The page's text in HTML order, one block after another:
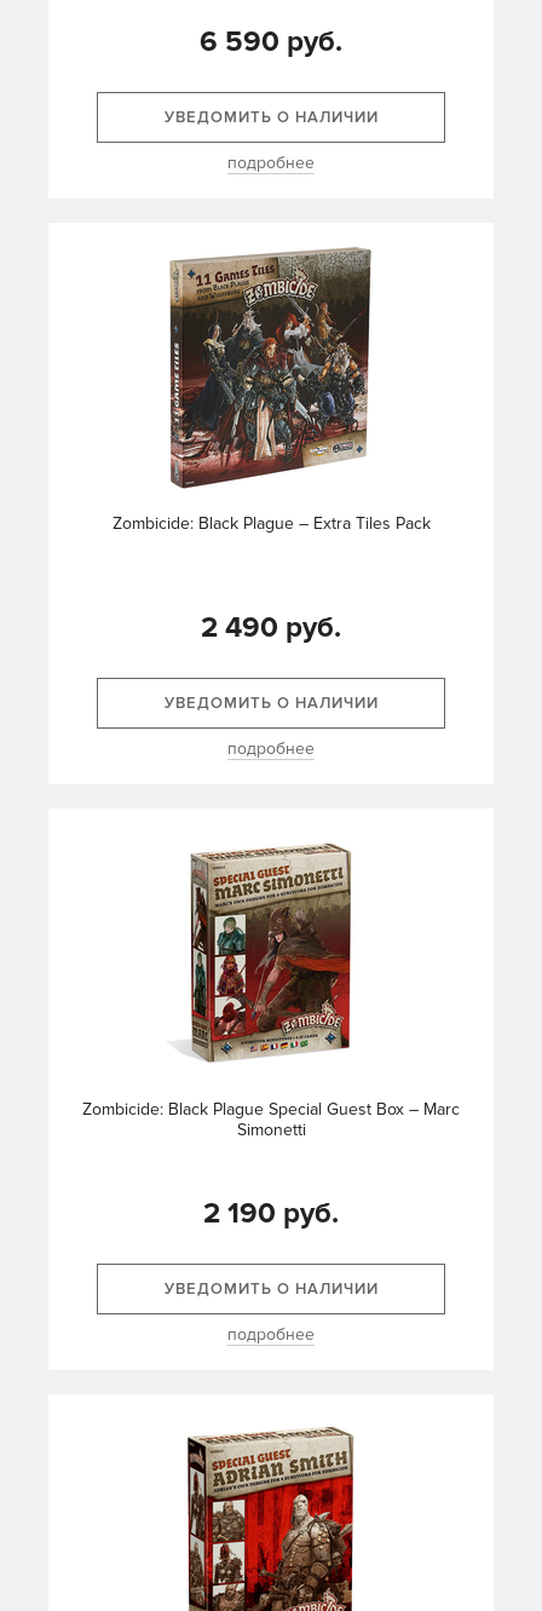
6 590 руб.
УВЕДОМИТЬ О НАЛИЧИИ
подробнее
Zombicide: Black Plague – Extra Tiles Pack
2 490 руб.
УВЕДОМИТЬ О НАЛИЧИИ
подробнее
Zombicide: Black Plague Special Guest Box – Marc
Simonetti
2 190 руб.
УВЕДОМИТЬ О НАЛИЧИИ
подробнее